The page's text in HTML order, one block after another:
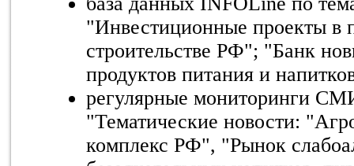
"Инвестиционные проекты
строительстве РФ"; "Банк
продуктов питания и
регулярные мониторинги
"Тематические новости:
комплекс РФ", "Рынок